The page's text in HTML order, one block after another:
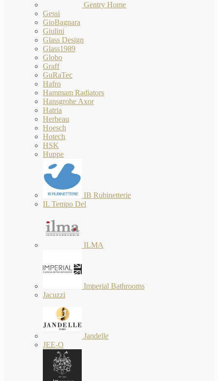
Gentry Home
Gessi
GioBagnara
Giulini
Glass Design
Glass1989
Globo
Graff
GuRaTec
Hafro
Hammam Radiators
Hansgrohe Axor
Hatria
Herbeau
Hoesch
Hotech
HSK
Huppe
IB Rubinetterie
IL Tempo Del
ILMA
Imperial Bathrooms
Jacuzzi
Jandelle
JEE-O